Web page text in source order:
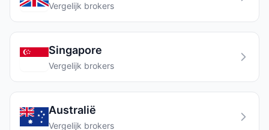
Vergelijk brokers
Singapore
Vergelijk brokers
Australië
Vergelijk brokers